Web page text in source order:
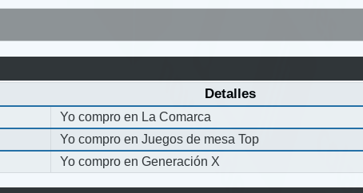
Detalles
Yo compro en La Comarca
Yo compro en Juegos de mesa Top
Yo compro en Generación X